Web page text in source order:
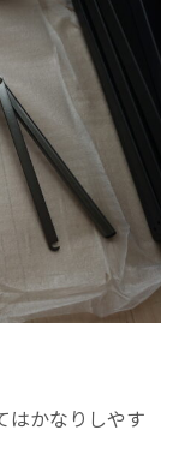
はかなりしやす